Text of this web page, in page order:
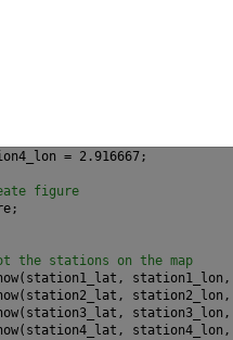
= 2.916667;
figure
the stations on the map
station1_lon,
station2_lon,
station3_lon,
station4_lon,